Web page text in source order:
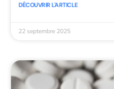
DÉCOUVRIR L'ARTICLE
22 septembre 2025